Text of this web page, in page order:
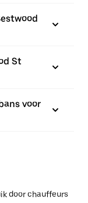
St
voor
door chauffeurs